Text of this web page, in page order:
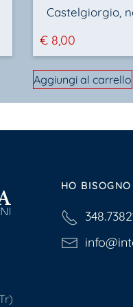
€8,00
Aggiungi al carrello
HO